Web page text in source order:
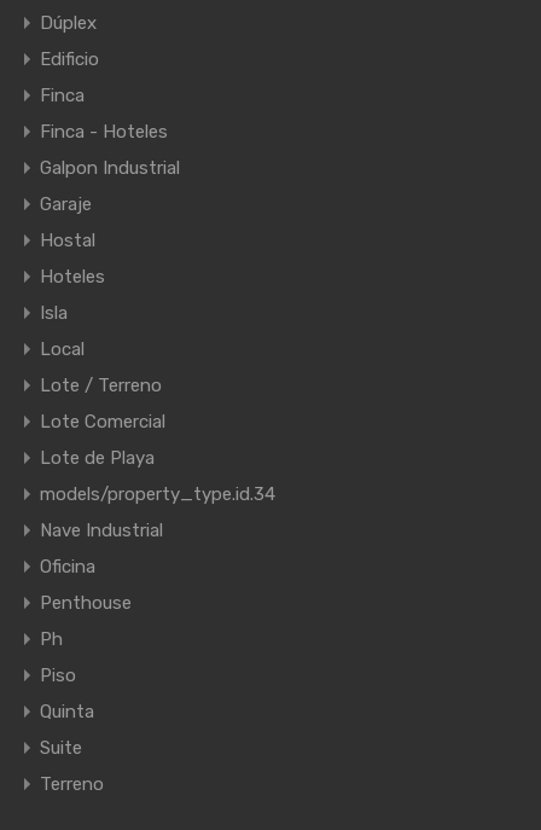
Dúplex
Edificio
Finca
Finca - Hoteles
Galpon Industrial
Garaje
Hostal
Hoteles
Isla
Local
Lote / Terreno
Lote Comercial
Lote de Playa
models/property_type.id.34
Nave Industrial
Oficina
Penthouse
Ph
Piso
Quinta
Suite
Terreno